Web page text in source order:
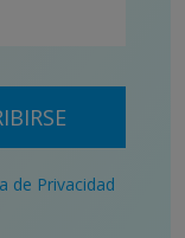
de Privacidad